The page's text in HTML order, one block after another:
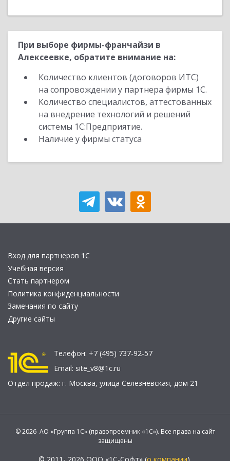
При выборе фирмы-франчайзи в
Алексеевке, обратите внимание на:
Количество клиентов (договоров ИТС)
на сопровождении у партнера фирмы 1С.
Количество специалистов, аттестованных
на внедрение технологий и решений
системы 1С:Предприятие.
Наличие у фирмы статуса
Вход для партнеров 1С
Учебная версия
Стать партнером
Политика конфиденциальности
Замечания по сайту
Другие сайты
Телефон: +7 (495) 737-92-57
Email: site_v8@1c.ru
Отдел продаж: г. Москва, улица Селезнёвская, дом 21
© 2026 АО «Группа 1С» (правопреемник «1С»). Все права на сайт
защищены